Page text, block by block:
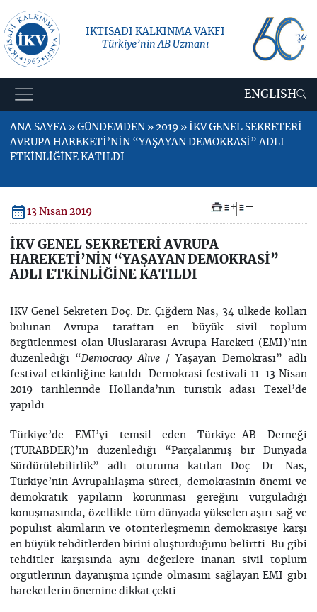
İKTİSADİ KALKINMA VAKFI
Türkiye’nin AB Uzmanı
ENGLISH
ANA SAYFA » GÜNDEMDEN » 2019 » İKV GENEL SEKRETERİ
AVRUPA HAREKETİ’NİN “YAŞAYAN DEMOKRASİ” ADLI
ETKİNLİĞİNE KATILDI
13 Nisan 2019 + –
İKV GENEL SEKRETERİ AVRUPA
HAREKETİ’NİN “YAŞAYAN DEMOKRASİ”
ADLI ETKİNLİĞİNE KATILDI
İKV Genel Sekreteri Doç. Dr. Çiğdem Nas, 34 ülkede kolları
bulunan Avrupa taraftarı en büyük sivil toplum
örgütlenmesi olan Uluslararası Avrupa Hareketi (EMI)’nin
düzenlediği “Democracy Alive/ Yaşayan Demokrasi” adlı
festival etkinliğine katıldı. Demokrasi festivali 11-13 Nisan
2019 tarihlerinde Hollanda’nın turistik adası Texel’de
yapıldı.
Türkiye’de EMI’yi temsil eden Türkiye-AB Derneği
(TURABDER)’in düzenlediği “Parçalanmış bir Dünyada
Sürdürülebilirlik” adlı oturuma katılan Doç. Dr. Nas,
Türkiye’nin Avrupalılaşma süreci, demokrasinin önemi ve
demokratik yapıların korunması gereğini vurguladığı
konuşmasında, özellikle tüm dünyada yükselen aşırı sağ ve
popülist akımların ve otoriterleşmenin demokrasiye karşı
en büyük tehditlerden birini oluşturduğunu belirtti. Bu gibi
tehditler karşısında aynı değerlere inanan sivil toplum
örgütlerinin dayanışma içinde olmasını sağlayan EMI gibi
hareketlerin önemine dikkat çekti.